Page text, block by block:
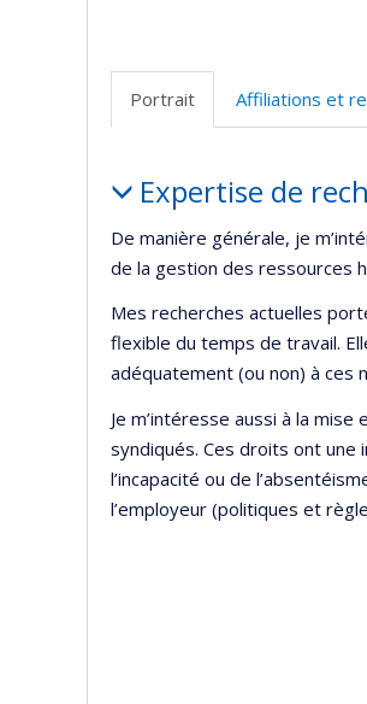
Portrait Affiliations et
Expertise de
De manière générale, je
de la gestion des ressources
Mes recherches actuelles
flexible du temps de travail.
adéquatement (ou non) à ces
Je m’intéresse aussi à la
syndiqués. Ces droits ont une
l’incapacité ou de
l’employeur (politiques et